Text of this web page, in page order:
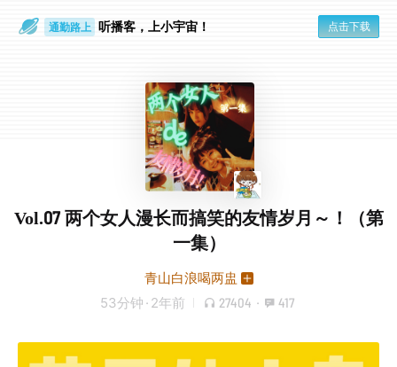
通勤路上 听播客，上小宇宙！ 点击下载
Vol.07 两个女人漫长而搞笑的友情岁月～！（第
一集）
青山白浪喝两盅
53分钟 · 2年前 27404 · 417